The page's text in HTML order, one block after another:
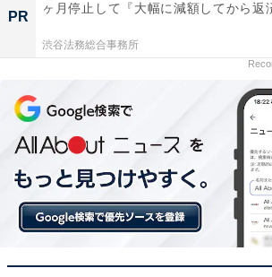
PR
ヶ月停止して『大幅に減額してから返
渋谷法務総合事務所